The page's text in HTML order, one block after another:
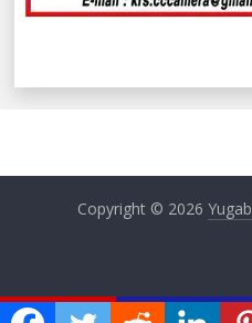
Copyright © 2026